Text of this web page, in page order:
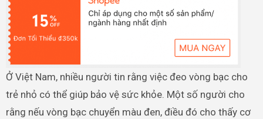
Ở Việt Nam, nhiều người tin rằng việc đeo vòng bạc cho
trẻ nhỏ có thể giúp bảo vệ sức khỏe. Một số người cho
rằng nếu vòng bạc chuyển màu đen, điều đó cho thấy cơ